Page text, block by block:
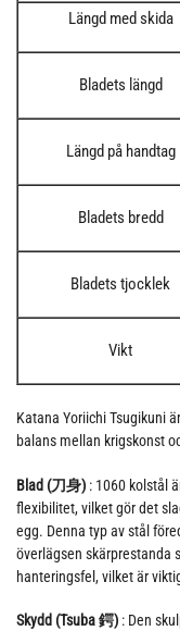
Längd med skida
Bladets längd
Längd på handtag
Bladets bredd
Bladets tjocklek
Vikt
Katana Yoriichi Tsugikuni
balans mellan krigskonst
Blad (刀身) : 1060 kolstål
flexibilitet, vilket gör det
egg. Denna typ av stål
överlägsen skärprestanda
hanteringsfel, vilket är
Skydd (Tsuba 鍔) : Den